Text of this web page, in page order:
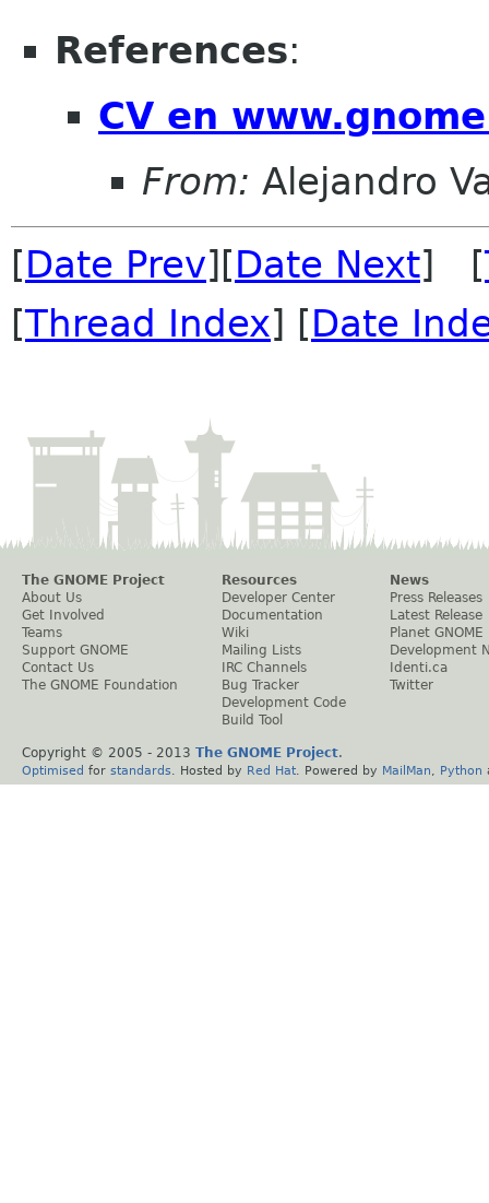
References:
CV en
From: Alejandro
[Date Prev][Date Next] [
[Thread Index] [Date
The GNOME Project
About Us
Get Involved
Teams
Support GNOME
Contact Us
The GNOME Foundation
Resources
Developer Center
Documentation
Wiki
Mailing Lists
IRC Channels
Bug Tracker
Development Code
Build Tool
News
Press Releases
Latest Release
Planet GNOME
Development
Identi.ca
Twitter
Copyright © 2005 - 2013 The GNOME Project.
Optimised for standards . Hosted by Red Hat . Powered by MailMan Python